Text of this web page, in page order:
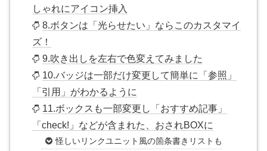
しゃれにアイコン挿入
8.ボタンは「光らせたい」ならこのカスタマイ
ズ！
9.吹き出しを左右で色変えてみました
10.バッジは一部だけ変更して簡単に「参照」
「引用」がわかるように
11.ボックスも一部変更し「おすすめ記事」
「check!」などが含まれた、おされBOXに
怪しいリンクユニット風の箇条書きリストも